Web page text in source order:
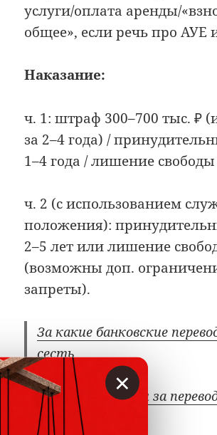
услуги/оплата аренды/
общее», если речь про АУЕ
Наказание:
ч. 1: штраф 300–700 тыс. ₽
за 2–4 года) /
1–4 года / лишение свободы
ч. 2 (с использованием
положения):
2–5 лет или лишение
(возможны доп.
запреты).
За какие банковские
сесть
Три года колонии за
рублей
×